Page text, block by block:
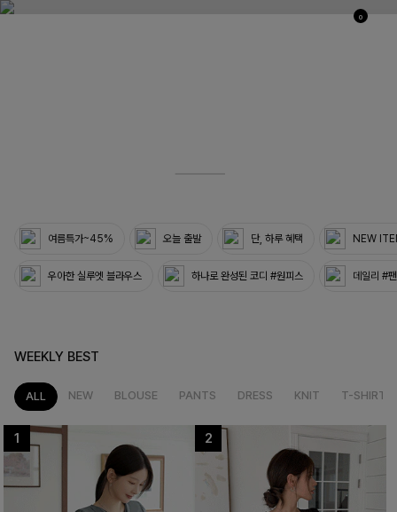
0
여름특가~45% 오늘 출발 단, 하루 혜택 NEW
우아한 실루엣 블라우스 하나로 완성된 코디 #원피스 데일리 #
WEEKLY BEST
ALL NEW BLOUSE PANTS DRESS KNIT T-SHIRT